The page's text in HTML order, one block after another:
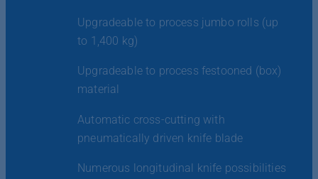
Upgradeable to process jumbo rolls (up
to 1,400 kg)
Upgradeable to process festooned (box)
material
Automatic cross-cutting with
pneumatically driven knife blade
Numerous longitudinal knife possibilities